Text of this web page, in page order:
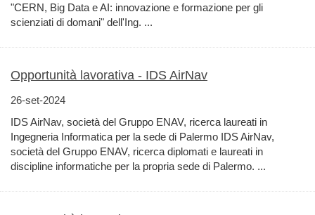
"CERN, Big Data e AI: innovazione e formazione per gli
scienziati di domani" dell'Ing. ...
Opportunità lavorativa - IDS AirNav
26-set-2024
IDS AirNav, società del Gruppo ENAV, ricerca laureati in
Ingegneria Informatica per la sede di Palermo IDS AirNav,
società del Gruppo ENAV, ricerca diplomati e laureati in
discipline informatiche per la propria sede di Palermo. ...